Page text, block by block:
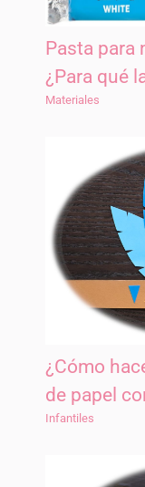
Pasta para
¿Para qué
Materiales
¿Cómo
de papel
Infantiles